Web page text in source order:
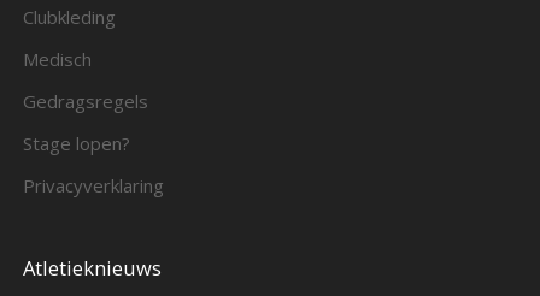
Clubkleding
Medisch
Gedragsregels
Stage lopen?
Privacyverklaring
Atletieknieuws